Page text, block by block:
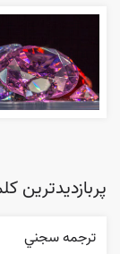
پربازدیدترین
ترجمه سجني